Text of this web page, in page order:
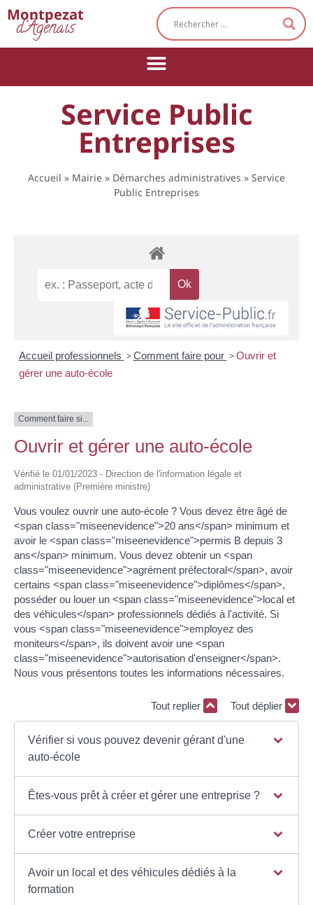
Montpezat
d'Agenais
Service Public
Entreprises
Accueil » Mairie » Démarches administratives » Service
Public Entreprises
Accueil professionnels > Comment faire pour > Ouvrir et
gérer une auto-école
Comment faire si...
Ouvrir et gérer une auto-école
Vérifié le 01/01/2023 - Direction de l'information légale et
administrative (Première ministre)
Vous voulez ouvrir une auto-école ? Vous devez être âgé de
<span class="miseenevidence">20 ans</span> minimum et
avoir le <span class="miseenevidence">permis B depuis 3
ans</span> minimum. Vous devez obtenir un <span
class="miseenevidence">agrément préfectoral</span>, avoir
certains <span class="miseenevidence">diplômes</span>,
posséder ou louer un <span class="miseenevidence">local et
des véhicules</span> professionnels dédiés à l'activité. Si
vous <span class="miseenevidence">employez des
moniteurs</span>, ils doivent avoir une <span
class="miseenevidence">autorisation d'enseigner</span>.
Nous vous présentons toutes les informations nécessaires.
Tout replier Tout déplier
Vérifier si vous pouvez devenir gérant d'une
auto-école
Êtes-vous prêt à créer et gérer une entreprise ?
Créer votre entreprise
Avoir un local et des véhicules dédiés à la
formation
Cookies management panel